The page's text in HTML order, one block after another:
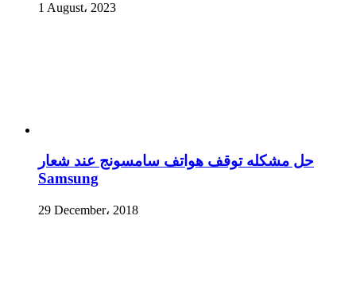
1 August، 2023
حل مشكله توقف هواتف سامسونج عند شعار
Samsung
29 December، 2018